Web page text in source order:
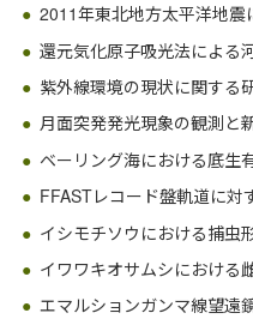
2011年東北地方太平洋地
還元気化原子吸光法による
紫外線環境の現状に関する
月面突発発光現象の観測と
ベーリング海における底
FFASTレコード盤軌道に対
イシモチソウにおける捕虫
イワワキオサムシにおける
エマルションガンマ線望遠